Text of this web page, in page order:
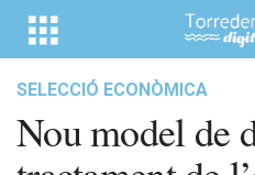
SELECCIÓ ECONÒMICA
Nou model de